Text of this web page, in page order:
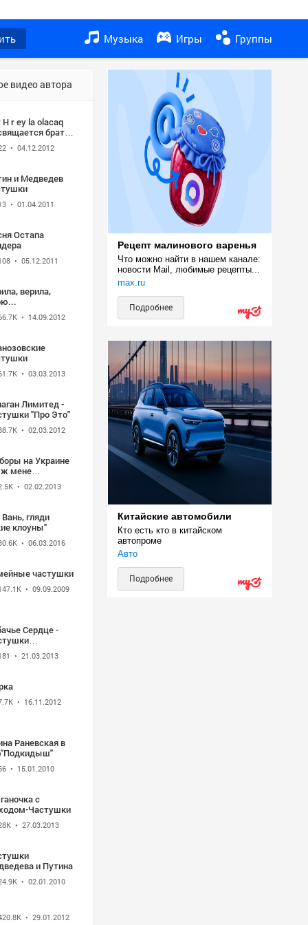
Музыка Игры Группы
видео автора
H r ey la olacaq
брату
• 04.12.2012
и Медведев
• 01.04.2011
Остапа
• 05.12.2011
верила,
• 14.09.2012
• 03.03.2013
Лимитед -
"Про Это"
• 02.03.2012
на Украине
мене
• 02.02.2013
гляди
клоуны"
• 06.03.2016
частушки
• 09.09.2009
Сердце -
• 21.03.2013
• 16.11.2012
Раневская в
• 15.01.2010
с
Частушки
• 27.03.2013
и Путина
• 02.01.2010
• 29.01.2012
Рецепт малинового варенья
Что можно найти в нашем канале:
новости Mail, любимые рецепты...
max.ru
Подробнее
Китайские автомобили
Кто есть кто в китайском
автопроме
Авто
Подробнее